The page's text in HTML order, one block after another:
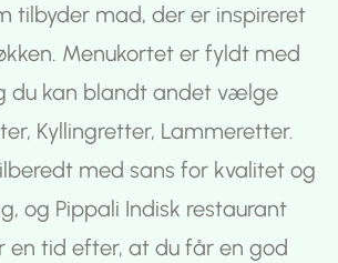
tilbyder mad, der er inspireret
Menukortet er fyldt med
du kan blandt andet vælge
Kyllingretter, Lammeretter.
med sans for kvalitet og
og Pippali Indisk restaurant
tid efter, at du får en god